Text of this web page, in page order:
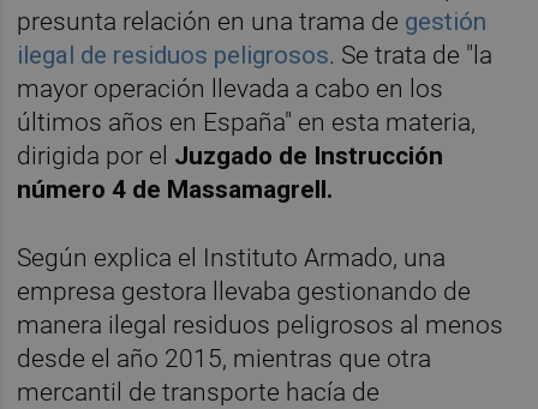
presunta relación en una trama de gestión
ilegal de residuos peligrosos. Se trata de "la
mayor operación llevada a cabo en los
últimos años en España" en esta materia,
dirigida por el Juzgado de Instrucción
número 4 de Massamagrell.
Según explica el Instituto Armado, una
empresa gestora llevaba gestionando de
manera ilegal residuos peligrosos al menos
desde el año 2015, mientras que otra
mercantil de transporte hacía de